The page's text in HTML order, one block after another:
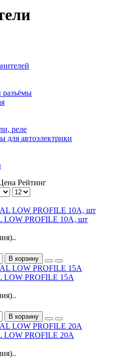
реле
для автоэлектрики
Рейтинг
LOW PROFILE 10A, шт
В корзину
LOW PROFILE 15A
В корзину
LOW PROFILE 20A